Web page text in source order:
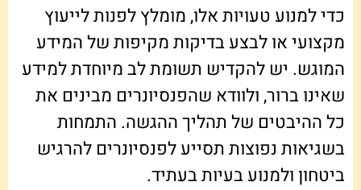
כדי למנוע טעויות אלו, מומלץ לפנות לייעוץ
מקצועי או לבצע בדיקות מקיפות של המידע
המוגש. יש להקדיש תשומת לב מיוחדת למידע
שאינו ברור, ולוודא שהפנסיונרים מבינים את
כל ההיבטים של תהליך ההגשה. התמחות
בשגיאות נפוצות תסייע לפנסיונרים להרגיש
ביטחון ולמנוע בעיות בעתיד.